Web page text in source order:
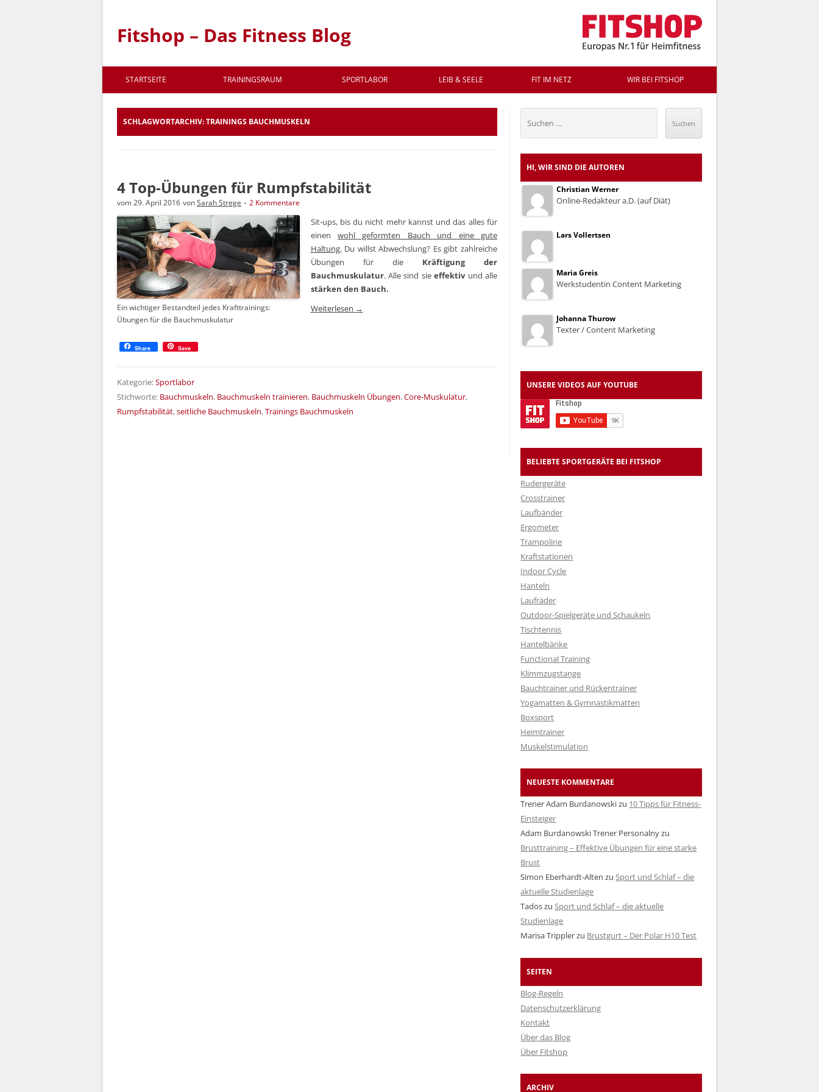
Fitshop – Das Fitness Blog
Zum Inhalt springen
STARTSEITE TRAININGSRAUM SPORTLABOR LEIB & SEELE FIT IM NETZ WIR BEI FITSHOP
SCHLAGWORTARCHIV:TRAININGS BAUCHMUSKELN
4 Top-Übungen für Rumpfstabilität
vom29. April 2016 vonSarah Strege - 2 Kommentare
Ein wichtiger Bestandteil jedes Krafttrainings:
Übungen für die Bauchmuskulatur
Sit-ups, bis du nicht mehr kannst und das alles für
einen wohl geformten Bauch und eine gute
Haltung.Du willst Abwechslung? Es gibt zahlreiche
Übungen für dieKräftigung der
Bauchmuskulatur. Alle sind sieeffektivund alle
stärken den Bauch.
Weiterlesen →
Share Save
Kategorie:Sportlabor
Stichworte: Bauchmuskeln, Bauchmuskeln trainieren, Bauchmuskeln Übungen,Core-Muskulatur,
Rumpfstabilität,seitliche Bauchmuskeln,Trainings Bauchmuskeln
nach:
HI, WIR SIND DIE AUTOREN
Christian Werner
Online-Redakteur a.D. (auf Diät)
Lars Vollertsen
Maria Greis
Werkstudentin Content Marketing
Johanna Thurow
Texter / Content Marketing
UNSERE VIDEOS AUF YOUTUBE
BELIEBTE SPORTGERÄTE BEI FITSHOP
Rudergeräte
Crosstrainer
Laufbänder
Ergometer
Trampoline
Kraftstationen
Indoor Cycle
Hanteln
Laufräder
Outdoor-Spielgeräte und Schaukeln
Tischtennis
Hantelbänke
Functional Training
Klimmzugstange
Bauchtrainer und Rückentrainer
Yogamatten & Gymnastikmatten
Boxsport
Heimtrainer
Muskelstimulation
NEUESTE KOMMENTARE
Trener Adam Burdanowskizu 10 Tipps für Fitness-
Einsteiger
Adam Burdanowski Trener Personalnyzu
Brusttraining – Effektive Übungen für eine starke
Brust
Simon Eberhardt-Alten zuSport und Schlaf – die
aktuelle Studienlage
TadoszuSport und Schlaf – die aktuelle
Studienlage
Marisa Tripplerzu Brustgurt – Der Polar H10 Test
SEITEN
Blog-Regeln
Datenschutzerklärung
Kontakt
Über das Blog
Über Fitshop
ARCHIV